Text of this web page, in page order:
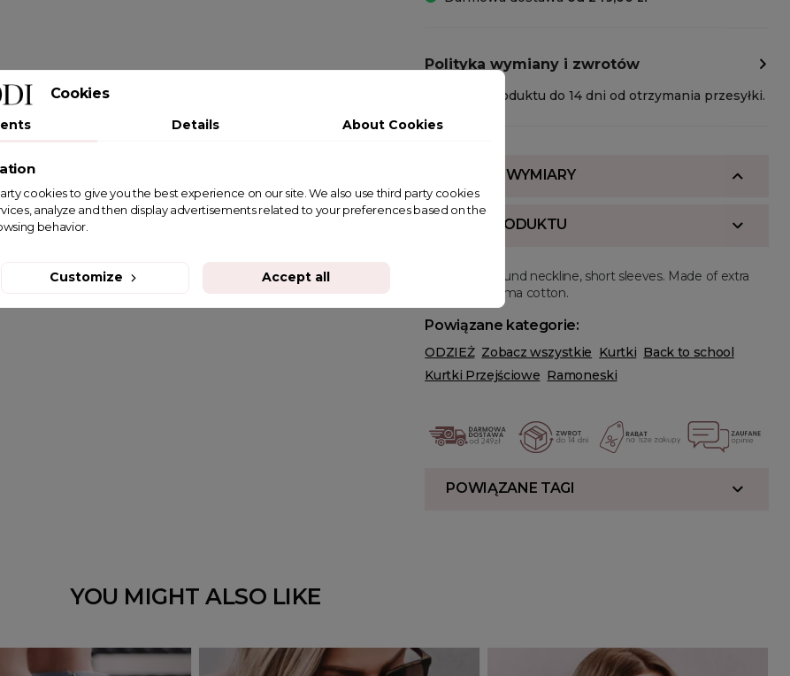
Polityka wymiany i zwrotów
Zwrot produktu do 14 dni od otrzymania przesyłki.
SKŁAD I WYMIARY
OPIS PRODUKTU
Regular fit, round neckline, short sleeves. Made of extra
long staple pima cotton.
Powiązane kategorie:
ODZIEŻ Zobacz wszystkie Kurtki Back to school
Kurtki Przejściowe Ramoneski
POWIĄZANE TAGI
YOU MIGHT ALSO LIKE
Cookies
Details About Cookies
cookies to give you the best experience on our site. We also use third party cookies
analyze and then display advertisements related to your preferences based on the
behavior.
Customize Accept all